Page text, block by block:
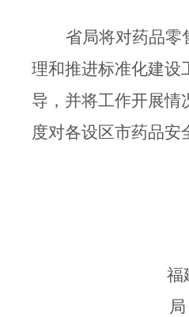
省局将对药品零
理和推进标准化建设
导，并将工作开展情
度对各设区市药品安
福
局